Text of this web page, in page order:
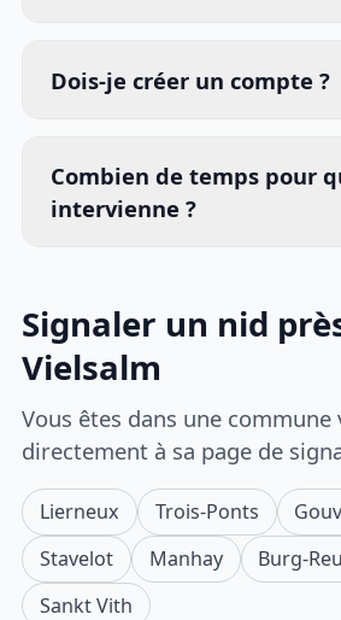
Dois-je créer un compte ?
Combien de temps pour
intervienne ?
Signaler un nid
Vielsalm
Vous êtes dans une commune
directement à sa page de
Lierneux Trois-Ponts
Stavelot
Manhay
Burg-
Sankt Vith